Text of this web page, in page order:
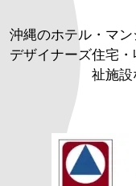
沖縄のホテル・マ
デザイナーズ住宅
祉施設